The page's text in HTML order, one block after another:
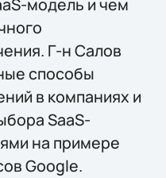
модель и чем
Г-н Салов
способы
в компаниях и
SaaS-
на примере
Google.